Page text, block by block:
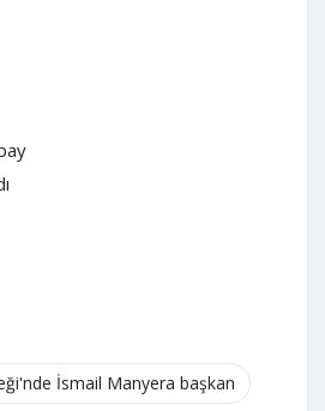
İsmail Manyera başkan